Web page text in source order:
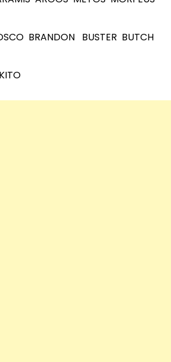
BRANDON BUSTER BUTCH